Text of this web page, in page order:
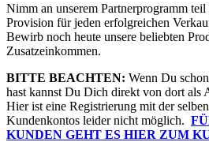
Nimm an unserem Partnerprogramm
Provision für jeden erfolgreichen
Bewirb noch heute unsere beliebten
Zusatzeinkommen.
BITTE BEACHTEN: Wenn Du
hast kannst Du Dich direkt von dort als
Hier ist eine Registrierung mit der
Kundenkontos leider nicht möglich.
KUNDEN GEHT ES HIER ZUM